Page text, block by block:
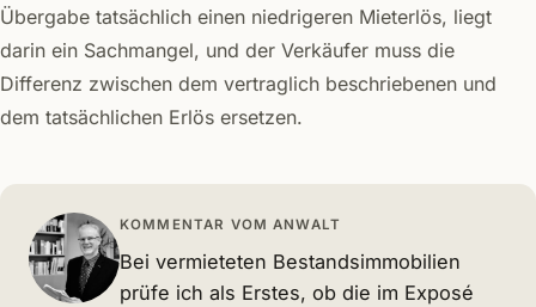
Übergabe tatsächlich einen niedrigeren Mieterlös, liegt
darin ein Sachmangel, und der Verkäufer muss die
Differenz zwischen dem vertraglich beschriebenen und
dem tatsächlichen Erlös ersetzen.
KOMMENTAR VOM ANWALT
Bei vermieteten Bestandsimmobilien
prüfe ich als Erstes, ob die im Exposé